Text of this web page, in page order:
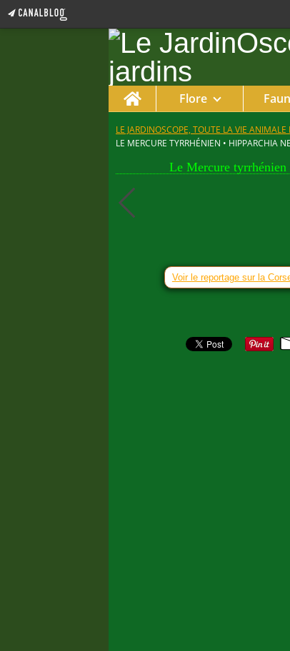
Home Flore
LE JARDINOSCOPE, TOUTE LA VIE ANIMALE
LE MERCURE TYRRHÉNIEN • HIPPARCHIA
Le Mercure tyrrhénien
Voir le reportage sur la